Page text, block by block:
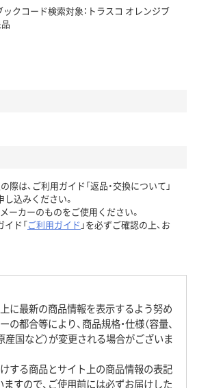
クコード検索対象：トラスコ オレンジブ
際は、ご利用ガイド「返品・交換について」
し込みください。
ーカーのものをご使用ください。
イド「ご利用ガイド 」を必ずご確認の上、お
に最新の商品情報を表示するよう努め
の都合等により、商品規格・仕様（容量、
産国など）が変更される場合がございま
する商品とサイト上の商品情報の表記
すので、ご使用前には必ずお届けした